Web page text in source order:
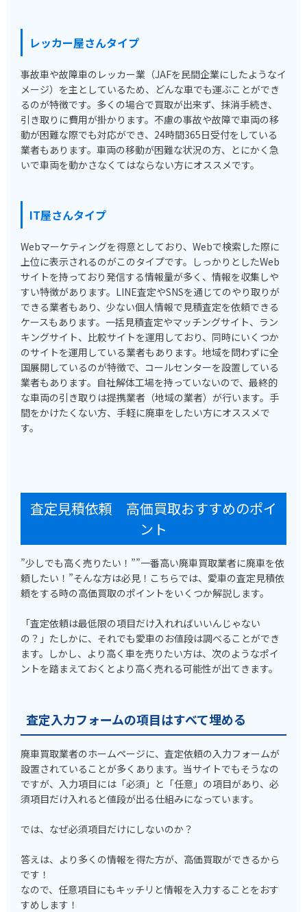
レッカー屋さんタイプ
事故車や故障車のレッカー業（JAFを民間企業にしたようなイ
メージ）を主としているため、どんな車でも運ぶことができ
るのが特徴です。多くの場合で買取が出来ず、抹消手続き、
引き取りに費用が掛かります。不慮の事故や故障で車両の移
動が困難な際でも対応ができ、24時間365日受付をしている
業者もあります。車両の移動が困難な状況の方、とにかく急
いで車両を動かさなくてはならない方にオススメです。
IT屋さんタイプ
Webマーケティングを得意としており、Webで検索した際に
上位に表示されるのがこのタイプです。しっかりとしたWeb
サイトを持っており発信する情報量が多く、情報を収集しや
すい特徴があります。LINE査定やSNSを通じてのやり取りが
できる業者もあり、少ない個人情報で見積査定を依頼できる
ケースもあります。一括見積査定やマッチングサイト、ラン
キングサイト、比較サイトを運用しており、同時にいくつか
のサイトを運用している業者もあります。地域を問わずに全
国展開しているのが特徴で、コールセンターを設置している
業者もあります。自社解体工場を持っていないので、最終的
な車両の引き取りは提携業者（地域の業者）が行います。手
間をかけたくない方、手軽に廃車をしたい方にオススメで
す。
査定見積依頼 高価買取おすすめのポイ
ント
”少しでも高く売りたい！””一番高い廃車買取業者に廃車を依
頼したい！”そんな方は必見！こちらでは、愛車の査定見積依
頼をする時の高価買取のポイントをいくつか解説します。
「査定依頼は最低限の項目だけ入れればいいんじゃない
の？」たしかに、それでも愛車のお値段は調べることができ
ます。しかし、より高く車を売りたい方は、次のようなポイ
ントを踏まえておくとより高く売れる可能性が出てきます。
査定入力フォームの項目はすべて埋める
廃車買取業者のホームページに、査定依頼の入力フォームが
設置されていることが多くあります。当サイトでもそうなの
ですが、入力項目には「必須」と「任意」の項目があり、必
須項目だけ入れると値段が出る仕組みになっています。
では、なぜ必須項目だけにしないのか？
答えは、より多くの情報を得た方が、高価買取ができるから
です！
なので、任意項目にもキッチリと情報を入力することをおす
すめします！